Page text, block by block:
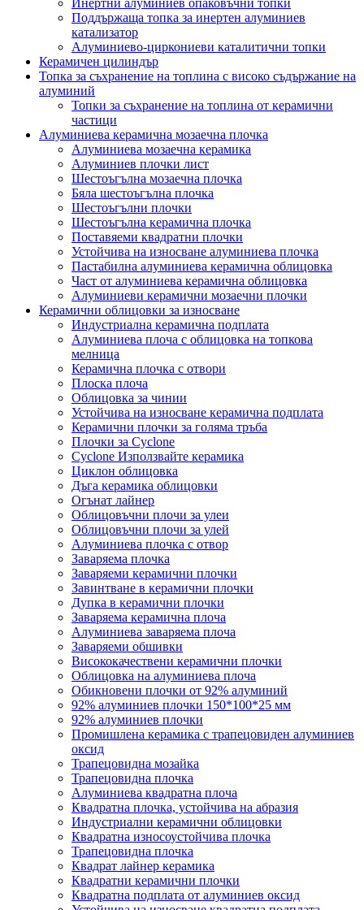
Инертни алуминиев опаковъчни топки
Поддържаща топка за инертен алуминиев
катализатор
Алуминиево-циркониеви каталитични топки
Керамичен цилиндър
Топка за съхранение на топлина с високо съдържание на
алуминий
Топки за съхранение на топлина от керамични
частици
Алуминиева керамична мозаечна плочка
Алуминиева мозаечна керамика
Алуминиев плочки лист
Шестоъгълна мозаечна плочка
Бяла шестоъгълна плочка
Шестоъгълни плочки
Шестоъгълна керамична плочка
Поставяеми квадратни плочки
Устойчива на износване алуминиева плочка
Пастабилна алуминиева керамична облицовка
Част от алуминиева керамична облицовка
Алуминиеви керамични мозаечни плочки
Керамични облицовки за износване
Индустриална керамична подплата
Алуминиева плоча с облицовка на топкова
мелница
Керамична плочка с отвори
Плоска плоча
Облицовка за чинии
Устойчива на износване керамична подплата
Керамични плочки за голяма тръба
Плочки за Cyclone
Cyclone Използвайте керамика
Циклон облицовка
Дъга керамика облицовки
Огънат лайнер
Облицовъчни плочи за улеи
Облицовъчни плочи за улей
Алуминиева плочка с отвор
Заваряема плочка
Заваряеми керамични плочки
Завинтване в керамични плочки
Дупка в керамични плочки
Заваряема керамична плоча
Алуминиева заваряема плоча
Заваряеми обшивки
Висококачествени керамични плочки
Облицовка на алуминиева плоча
Обикновени плочки от 92% алуминий
92% алуминиев плочки 150*100*25 мм
92% алуминиев плочки
Промишлена керамика с трапецовиден алуминиев
оксид
Трапецовидна мозайка
Трапецовидна плочка
Алуминиева квадратна плоча
Квадратна плочка, устойчива на абразия
Индустриални керамични облицовки
Квадратна износоустойчива плочка
Трапецовидна плочка
Квадрат лайнер керамика
Квадратни керамични плочки
Квадратна подплата от алуминиев оксид